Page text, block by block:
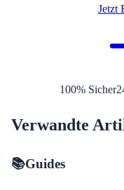
Jetzt
100% Sicher
Verwandte
📚Guides